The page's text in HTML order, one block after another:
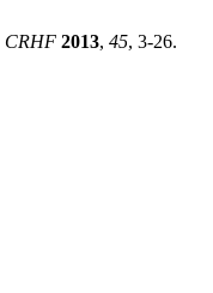
CRHF 2013, 45, 3-26.